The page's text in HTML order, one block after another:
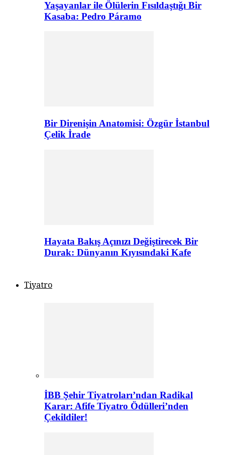
Yaşayanlar ile Ölülerin Fısıldaştığı Bir
Kasaba: Pedro Páramo
Bir Direnişin Anatomisi: Özgür İstanbul
Çelik İrade
Hayata Bakış Açınızı Değiştirecek Bir
Durak: Dünyanın Kıyısındaki Kafe
Tiyatro
İBB Şehir Tiyatroları’ndan Radikal
Karar: Afife Tiyatro Ödülleri’nden
Çekildiler!